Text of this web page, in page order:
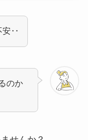
安‥
のか